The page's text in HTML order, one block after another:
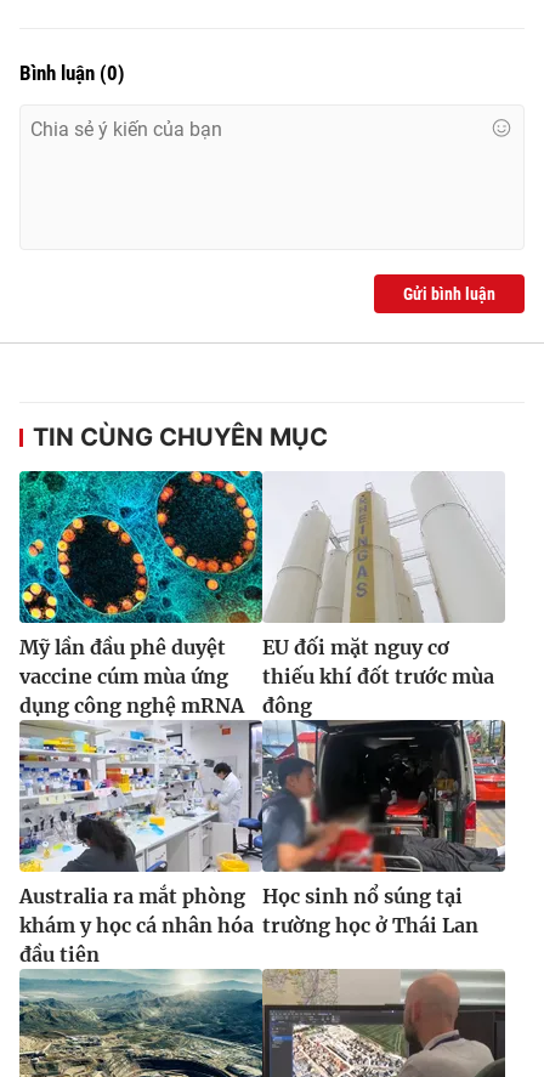
Bình luận (0)
Gửi bình luận
TIN CÙNG CHUYÊN MỤC
Mỹ lần đầu phê duyệt
vaccine cúm mùa ứng
dụng công nghệ mRNA
EU đối mặt nguy cơ
thiếu khí đốt trước mùa
đông
Australia ra mắt phòng
khám y học cá nhân hóa
đầu tiên
Học sinh nổ súng tại
trường học ở Thái Lan